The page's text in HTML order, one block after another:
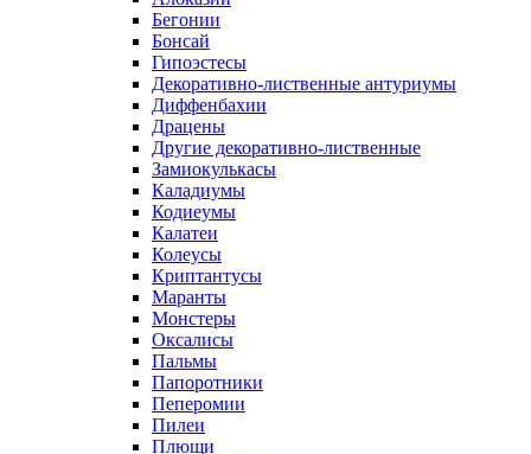
Бегонии
Бонсай
Гипоэстесы
Декоративно-лиственные антуриумы
Диффенбахии
Драцены
Другие декоративно-лиственные
Замиокулькасы
Каладиумы
Кодиеумы
Калатеи
Колеусы
Криптантусы
Маранты
Монстеры
Оксалисы
Пальмы
Папоротники
Пеперомии
Пилеи
Плющи